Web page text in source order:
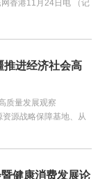
香港11月24日电 （记
进经济社会高
质量发展观察
源战略保障基地、从
健康消费发展论